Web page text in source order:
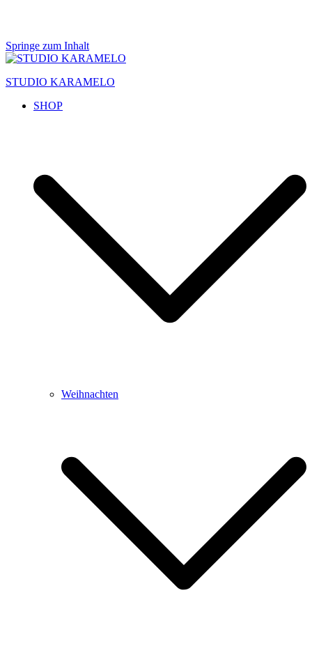
Springe zum Inhalt
STUDIO KARAMELO
SHOP
Weihnachten